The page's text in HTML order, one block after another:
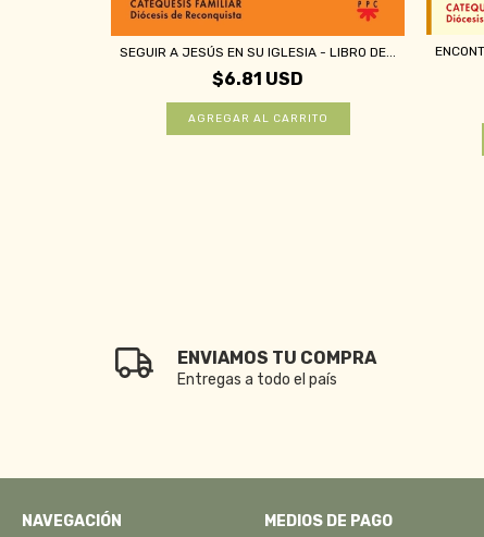
SEGUIR A JESÚS EN SU IGLESIA - LIBRO DE...
$6.81 USD
ENVIAMOS TU COMPRA
Entregas a todo el país
NAVEGACIÓN
MEDIOS DE PAGO